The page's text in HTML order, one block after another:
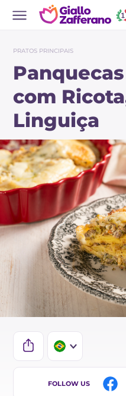
PRATOS PRINCIPAIS
com
Linguiça
IT
FOLLOW US